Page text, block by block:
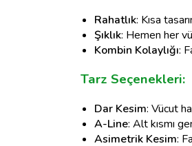
Rahatlık: Kısa
Şıklık: Hemen her
Kombin Kolaylığı:
Tarz Seçenekleri:
Dar Kesim: Vücut
A-Line: Alt kısmı
Asimetrik Kesim: